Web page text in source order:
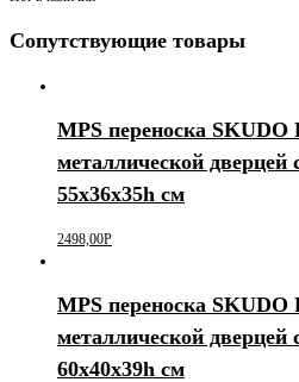
Сопутствующие товары
MPS переноска SKUDO
металлической дверцей
55х36х35h см
2498,00Р
MPS переноска SKUDO
металлической дверцей
60х40х39h см